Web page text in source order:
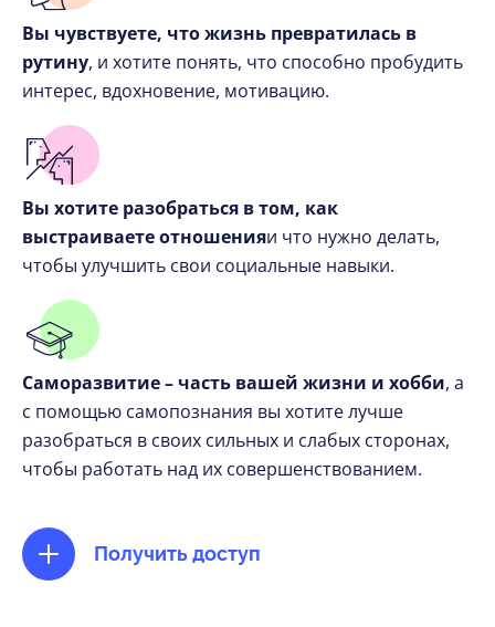
Вы чувствуете, что жизнь превратилась в
рутину, и хотите понять, что способно пробудить
интерес, вдохновение, мотивацию.
Вы хотите разобраться в том, как
выстраиваете отношенияи что нужно делать,
чтобы улучшить свои социальные навыки.
Саморазвитие – часть вашей жизни и хобби, а
с помощью самопознания вы хотите лучше
разобраться в своих сильных и слабых сторонах,
чтобы работать над их совершенствованием.
Получить доступ